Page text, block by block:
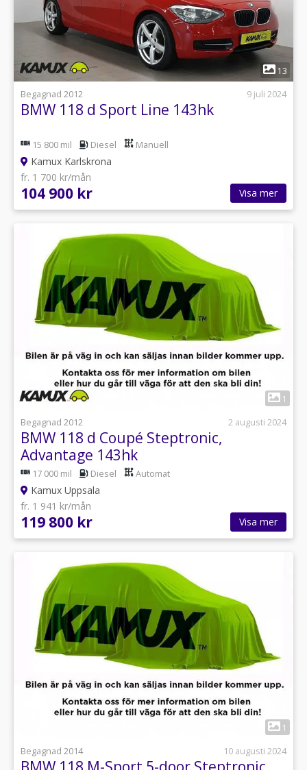
1
13
Begagnad 2012
9 juli 2024
BMW 118 d Sport Line 143hk
15 800 mil Diesel Manuell
Kamux Karlskrona
fr. 1 700 kr/mån
104 900 kr Visa mer
1
Begagnad 2012
2 augusti 2024
BMW 118 d Coupé Steptronic,
Advantage 143hk
17 000 mil Diesel Automat
Kamux Uppsala
fr. 1 941 kr/mån
119 800 kr Visa mer
1
Begagnad 2014
10 augusti 2024